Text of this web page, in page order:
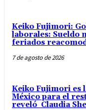
Keiko Fujimori:
laborales: Sueldo
feriados
7 de agosto de 2026
Keiko Fujimori es
México para el
reveló Claudia